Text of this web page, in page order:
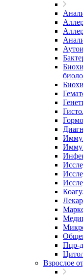
Пцр-
Взрослое